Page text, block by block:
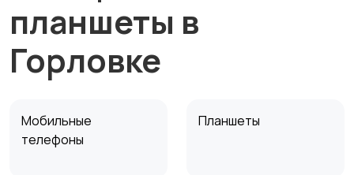
планшеты в
Горловке
Мобильные
телефоны
Планшеты